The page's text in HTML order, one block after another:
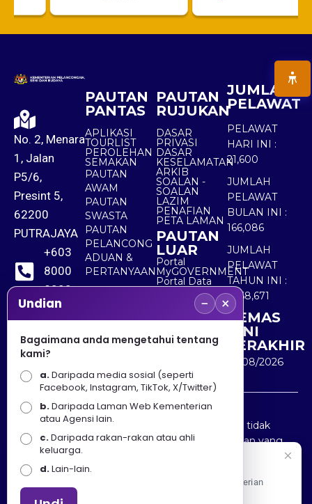
No. 2, Menara
1, Jalan
P5/6,
Presint 5,
62200
PUTRAJAYA
+603
8000
8000
+603
8891
7100
PAUTAN
PANTAS
APLIKASI
TOURLIST
PEROLEHAN
SEMAKAN
PAUTAN
AWAM
PAUTAN
SWASTA
PAUTAN
PELANCONG
ADUAN &
PERTANYAAN
PAUTAN
RUJUKAN
DASAR
PRIVASI
DASAR
KESELAMATAN
ARKIB
SOALAN -
SOALAN
LAZIM
PENAFIAN
PETA LAMAN
PAUTAN
LUAR
Portal
MyGOVERNMENT
Portal Data
Terbuka
Sektor Awam
JUMLAH
PELAWAT
PELAWAT
HARI INI :
21,600
JUMLAH
PELAWAT
BULAN INI :
166,086
JUMLAH
PELAWAT
TAHUN INI :
5,568,671
KEMAS
KINI
TERAKHIR
10/08/2026
Penafian : Kerajaan Malaysia dan Kementerian
Pelancongan Seni dan Budaya (MOTAC) adalah tidak
bertanggungjawab atas kehilangan atau kerugian yang
disebabkan oleh penggunaan mana-mana maklumat
yang diperolehi dari portal ini.
Undian − ×
Bagaimana anda mengetahui tentang
kami?
a.Daripada media sosial (seperti
Facebook, Instagram, TikTok, X/Twitter)
b.Daripada Laman Web Kementerian
atau Agensi lain.
c.Daripada rakan-rakan atau ahli
keluarga.
d.Lain-lain.
Apa Khabar! Selamat datang ke Portal Rasmi Kementerian
Pelancongan, Seni dan Budaya